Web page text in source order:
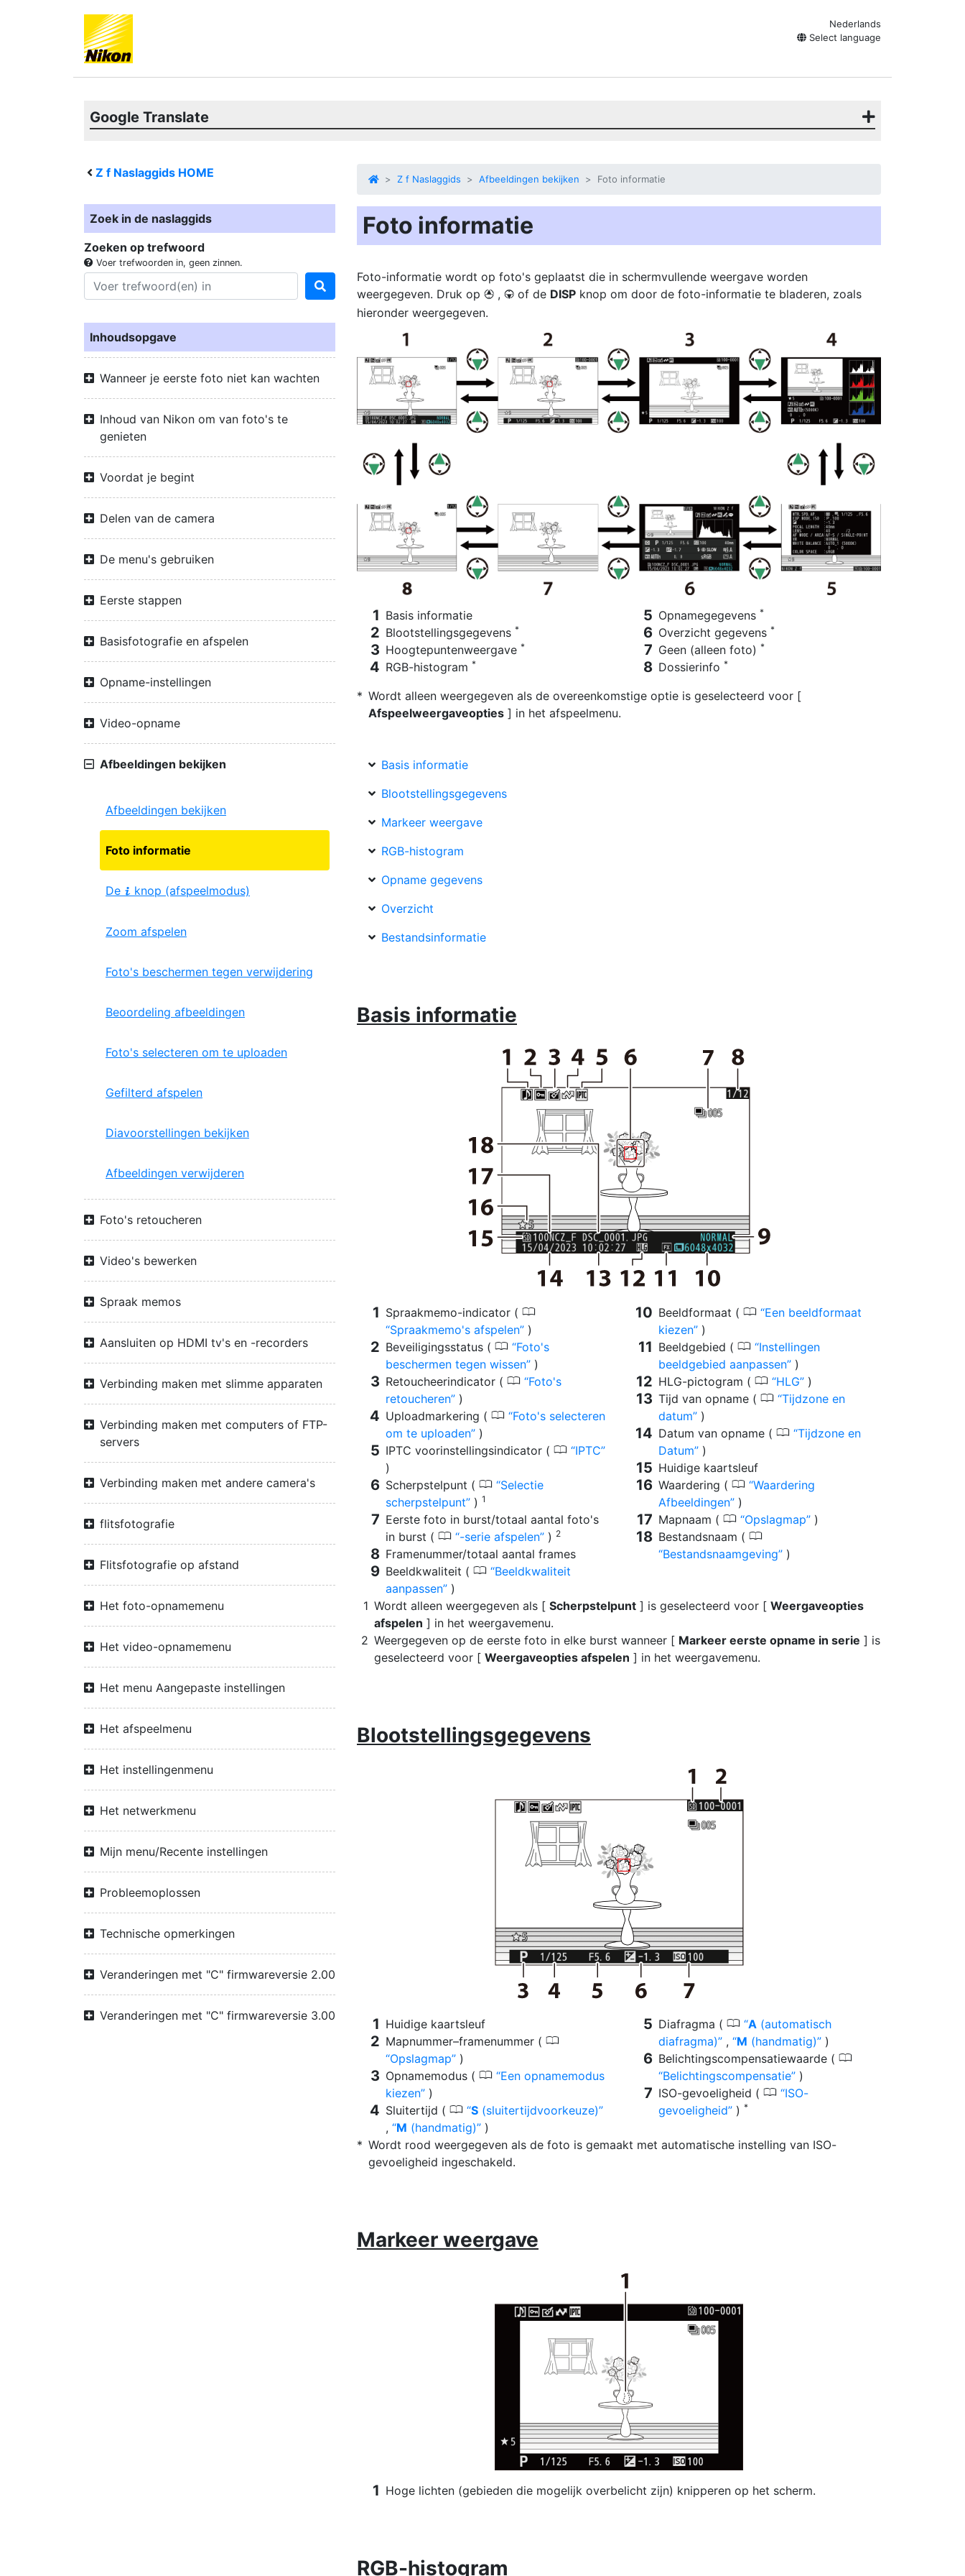
Nederlands
Select language
Google Translate
Z f Naslaggids HOME
Zoek in de naslaggids
Zoeken op trefwoord
Voer trefwoorden in, geen zinnen.
Inhoudsopgave
Wanneer je eerste foto niet kan wachten
Inhoud van Nikon om van foto's te
genieten
Voordat je begint
Delen van de camera
De menu's gebruiken
Eerste stappen
Basisfotografie en afspelen
Opname-instellingen
Video-opname
Afbeeldingen bekijken
Afbeeldingen bekijken
Foto informatie
De i knop (afspeelmodus)
Zoom afspelen
Foto's beschermen tegen verwijdering
Beoordeling afbeeldingen
Foto's selecteren om te uploaden
Gefilterd afspelen
Diavoorstellingen bekijken
Afbeeldingen verwijderen
Foto's retoucheren
Video's bewerken
Spraak memos
Aansluiten op HDMI tv's en -recorders
Verbinding maken met slimme apparaten
Verbinding maken met computers of FTP-
servers
Verbinding maken met andere camera's
flitsfotografie
Flitsfotografie op afstand
Het foto-opnamemenu
Het video-opnamemenu
Het menu Aangepaste instellingen
Het afspeelmenu
Het instellingenmenu
Het netwerkmenu
Mijn menu/Recente instellingen
Probleemoplossen
Technische opmerkingen
Veranderingen met "C" firmwareversie 2.00
Veranderingen met "C" firmwareversie 3.00
Z f Naslaggids Afbeeldingen bekijken Foto informatie
Foto informatie
Foto-informatie wordt op foto's geplaatst die in schermvullende weergave worden
weergegeven. Druk op 1 , 3 of de DISP knop om door de foto-informatie te bladeren, zoals
hieronder weergegeven.
Basis informatie
Blootstellingsgegevens *
Hoogtepuntenweergave *
RGB-histogram *
Opnamegegevens *
Overzicht gegevens *
Geen (alleen foto) *
Dossierinfo *
Wordt alleen weergegeven als de overeenkomstige optie is geselecteerd voor [
Afspeelweergaveopties ] in het afspeelmenu.
Basis informatie
Blootstellingsgegevens
Markeer weergave
RGB-histogram
Opname gegevens
Overzicht
Bestandsinformatie
Basis informatie
Spraakmemo-indicator ( 0
Spraakmemo's afspelen )
Beveiligingsstatus ( 0 Foto's
beschermen tegen wissen )
Retoucheerindicator ( 0 Foto's
retoucheren )
Uploadmarkering ( 0 Foto's selecteren
om te uploaden )
IPTC voorinstellingsindicator ( 0 IPTC
)
Scherpstelpunt ( 0 Selectie
scherpstelpunt
) 1
Eerste foto in burst/totaal aantal foto's
in burst ( 0 -serie afspelen ) 2
Framenummer/totaal aantal frames
Beeldkwaliteit ( 0 Beeldkwaliteit
aanpassen )
Beeldformaat ( 0 Een beeldformaat
kiezen )
Beeldgebied ( 0 Instellingen
beeldgebied aanpassen )
HLG-pictogram ( 0 HLG
)
Tijd van opname ( 0 Tijdzone en
datum
)
Datum van opname ( 0 Tijdzone en
Datum
)
Huidige kaartsleuf
Waardering ( 0 Waardering
Afbeeldingen )
Mapnaam ( 0 Opslagmap
)
Bestandsnaam ( 0
Bestandsnaamgeving )
Wordt alleen weergegeven als [ Scherpstelpunt ] is geselecteerd voor [ Weergaveopties
afspelen ] in het weergavemenu.
Weergegeven op de eerste foto in elke burst wanneer [ Markeer eerste opname in serie ] is
geselecteerd voor [ Weergaveopties afspelen ] in het weergavemenu.
Blootstellingsgegevens
Huidige kaartsleuf
Mapnummer–framenummer ( 0
Opslagmap
)
Opnamemodus ( 0 Een opnamemodus
kiezen )
Sluitertijd ( 0 S (sluitertijdvoorkeuze)
,
M (handmatig) )
Diafragma ( 0 A (automatisch
diafragma)
, M (handmatig)
)
Belichtingscompensatiewaarde ( 0
Belichtingscompensatie )
ISO-gevoeligheid ( 0 ISO-
gevoeligheid
) *
Wordt rood weergegeven als de foto is gemaakt met automatische instelling van ISO-
gevoeligheid ingeschakeld.
Markeer weergave
Hoge lichten (gebieden die mogelijk overbelicht zijn) knipperen op het scherm.
RGB-histogram